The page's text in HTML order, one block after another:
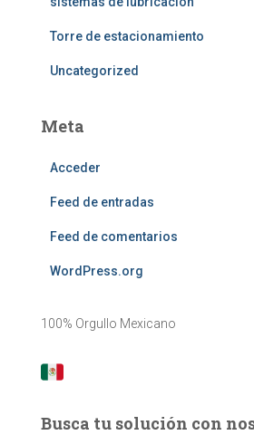
Torre de estacionamiento
Uncategorized
Meta
Acceder
Feed de entradas
Feed de comentarios
WordPress.org
100% Orgullo Mexicano
Busca tu solución con